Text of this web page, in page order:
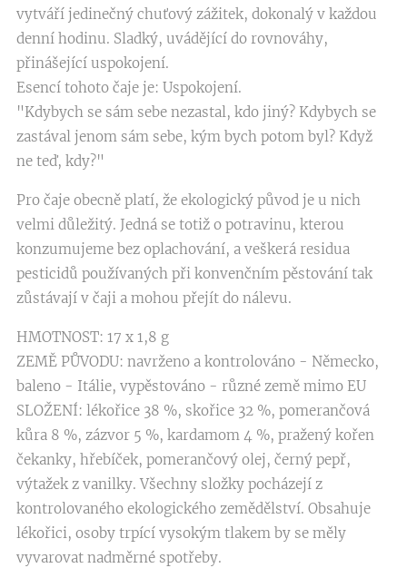
vytváří jedinečný chuťový zážitek, dokonalý v každou
denní hodinu. Sladký, uvádějící do rovnováhy,
přinášející uspokojení.
Esencí tohoto čaje je: Uspokojení.
"Kdybych se sám sebe nezastal, kdo jiný? Kdybych se
zastával jenom sám sebe, kým bych potom byl? Když
ne teď, kdy?"
Pro čaje obecně platí, že ekologický původ je u nich
velmi důležitý. Jedná se totiž o potravinu, kterou
konzumujeme bez oplachování, a veškerá residua
pesticidů používaných při konvenčním pěstování tak
zůstávají v čaji a mohou přejít do nálevu.
HMOTNOST: 17 x 1,8 g
ZEMĚ PŮVODU: navrženo a kontrolováno - Německo,
baleno - Itálie, vypěstováno - různé země mimo EU
SLOŽENÍ: lékořice 38 %, skořice 32 %, pomerančová
kůra 8 %, zázvor 5 %, kardamom 4 %, pražený kořen
čekanky, hřebíček, pomerančový olej, černý pepř,
výtažek z vanilky. Všechny složky pocházejí z
kontrolovaného ekologického zemědělství. Obsahuje
lékořici, osoby trpící vysokým tlakem by se měly
vyvarovat nadměrné spotřeby.